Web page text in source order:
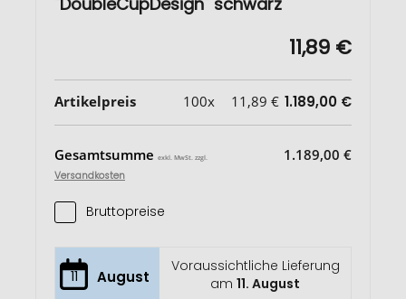
11,89 €
Artikelpreis 100x 11,89 € 1.189,00 €
Gesamtsumme exkl. MwSt. zzgl.
Versandkosten
1.189,00 €
Bruttopreise
11 August
Voraussichtliche Lieferung
am11. August